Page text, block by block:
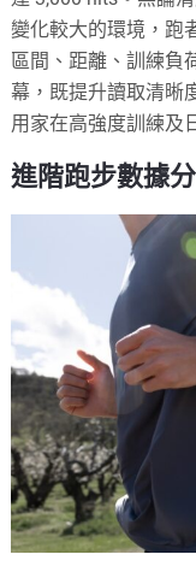
變化較大的環境，跑
區間、距離、訓練負
幕，既提升讀取清晰
用家在高強度訓練及
進階跑步數據